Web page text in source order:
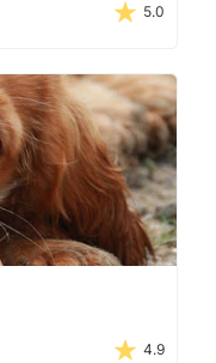
5.0
4.9